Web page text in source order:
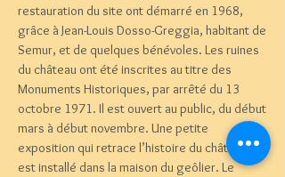
restauration du site ont démarré en 1968,
grâce à Jean-Louis Dosso-Greggia, habitant de
Semur, et de quelques bénévoles. Les ruines
du château ont été inscrites au titre des
Monuments Historiques, par arrêté du 13
octobre 1971. Il est ouvert au public, du début
mars à début novembre. Une petite
exposition qui retrace l’histoire du château
est installé dans la maison du geôlier. Le